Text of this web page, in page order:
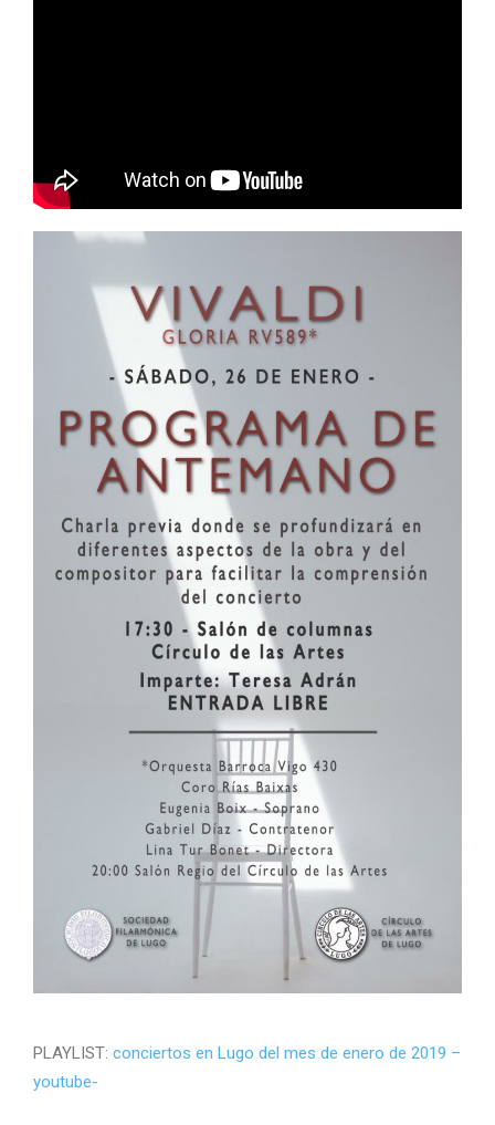
PLAYLIST: conciertos en Lugo del mes de enero de 2019 –
youtube-